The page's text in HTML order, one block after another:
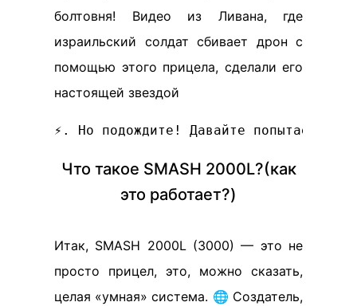
болтовня! Видео из Ливана, где
израильский солдат сбивает дрон с
помощью этого прицела, сделали его
настоящей звездой
Что такое SMASH 2000L?(как
это работает?)
Итак, SMASH 2000L (3000) — это не
просто прицел, это, можно сказать,
целая «умная» система. 🌐 Создатель,